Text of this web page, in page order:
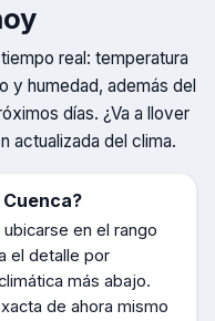
real: temperatura
y humedad, además del
días. ¿Va a llover
actualizada del clima.
Cuenca?
en el rango
el detalle por
más abajo.
de ahora mismo